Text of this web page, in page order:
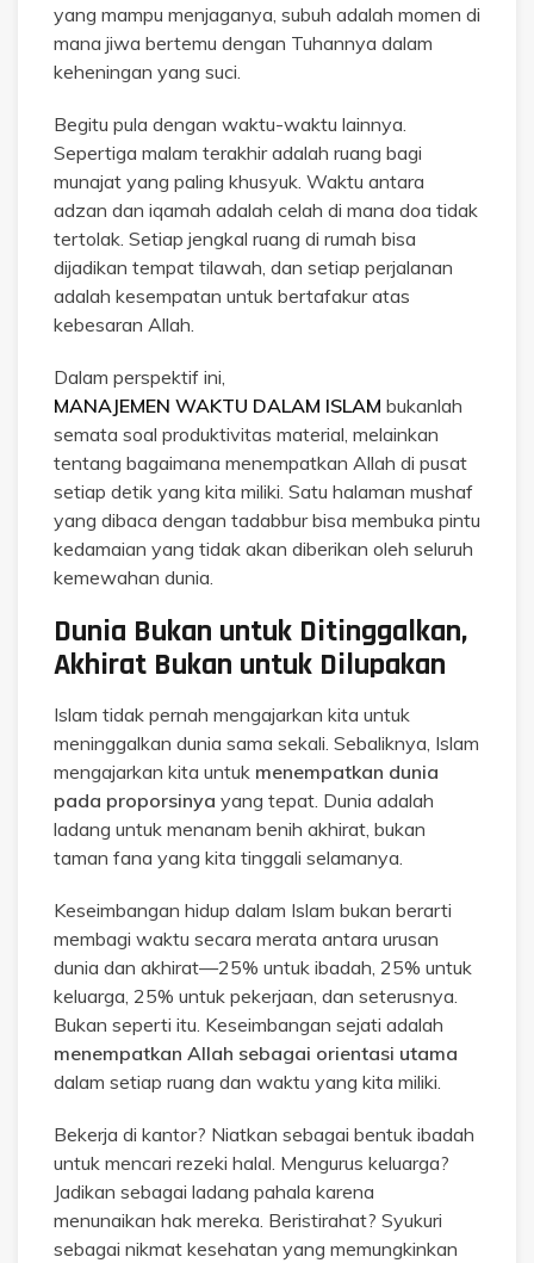
yang mampu menjaganya, subuh adalah momen di
mana jiwa bertemu dengan Tuhannya dalam
keheningan yang suci.
Begitu pula dengan waktu-waktu lainnya.
Sepertiga malam terakhir adalah ruang bagi
munajat yang paling khusyuk. Waktu antara
adzan dan iqamah adalah celah di mana doa tidak
tertolak. Setiap jengkal ruang di rumah bisa
dijadikan tempat tilawah, dan setiap perjalanan
adalah kesempatan untuk bertafakur atas
kebesaran Allah.
Dalam perspektif ini,
MANAJEMEN WAKTU DALAM ISLAM bukanlah
semata soal produktivitas material, melainkan
tentang bagaimana menempatkan Allah di pusat
setiap detik yang kita miliki. Satu halaman mushaf
yang dibaca dengan tadabbur bisa membuka pintu
kedamaian yang tidak akan diberikan oleh seluruh
kemewahan dunia.
Dunia Bukan untuk Ditinggalkan,
Akhirat Bukan untuk Dilupakan
Islam tidak pernah mengajarkan kita untuk
meninggalkan dunia sama sekali. Sebaliknya, Islam
mengajarkan kita untuk menempatkan dunia
pada proporsinya yang tepat. Dunia adalah
ladang untuk menanam benih akhirat, bukan
taman fana yang kita tinggali selamanya.
Keseimbangan hidup dalam Islam bukan berarti
membagi waktu secara merata antara urusan
dunia dan akhirat—25% untuk ibadah, 25% untuk
keluarga, 25% untuk pekerjaan, dan seterusnya.
Bukan seperti itu. Keseimbangan sejati adalah
menempatkan Allah sebagai orientasi utama
dalam setiap ruang dan waktu yang kita miliki.
Bekerja di kantor? Niatkan sebagai bentuk ibadah
untuk mencari rezeki halal. Mengurus keluarga?
Jadikan sebagai ladang pahala karena
menunaikan hak mereka. Beristirahat? Syukuri
sebagai nikmat kesehatan yang memungkinkan